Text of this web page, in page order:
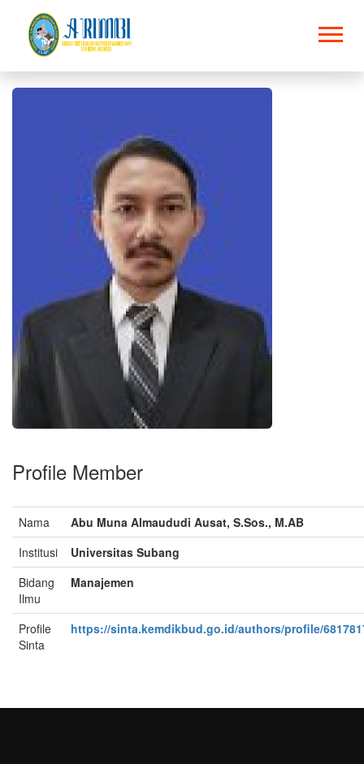
Profile Member
Nama
Abu Muna Almaududi Ausat, S.Sos., M.AB
Institusi
Universitas Subang
Bidang
Ilmu
Manajemen
Profile
Sinta
https://sinta.kemdikbud.go.id/authors/profile/